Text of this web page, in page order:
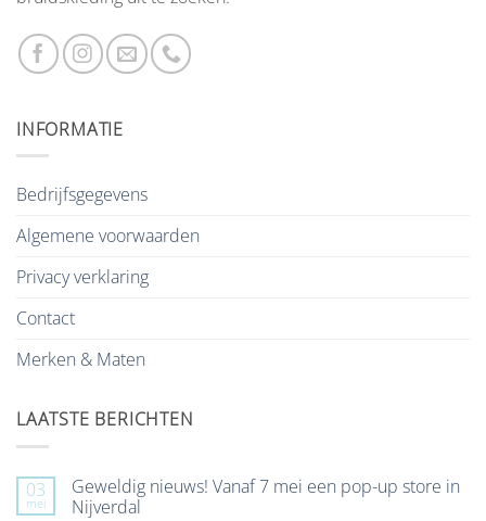
INFORMATIE
Bedrijfsgegevens
Algemene voorwaarden
Privacy verklaring
Contact
Merken & Maten
LAATSTE BERICHTEN
03
mei
Geweldig nieuws! Vanaf 7 mei een pop-up store in
Nijverdal